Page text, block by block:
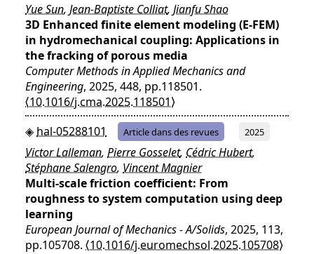
Yue Sun, Jean-Baptiste Colliat, Jianfu Shao
3D Enhanced finite element modeling (E-FEM)
in hydromechanical coupling: Applications in
the fracking of porous media
Computer Methods in Applied Mechanics and
Engineering, 2025, 448, pp.118501.
⟨10.1016/j.cma.2025.118501⟩
hal-05288101
Article dans des revues 2025
Victor Lalleman, Pierre Gosselet, Cédric Hubert,
Stéphane Salengro, Vincent Magnier
Multi-scale friction coefficient: From
roughness to system computation using deep
learning
European Journal of Mechanics - A/Solids, 2025, 113,
pp.105708. ⟨10.1016/j.euromechsol.2025.105708⟩